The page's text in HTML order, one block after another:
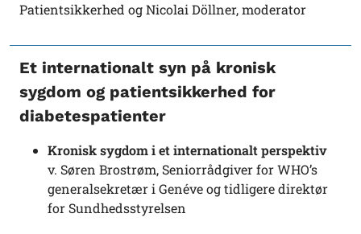
Patientsikkerhed og Nicolai Döllner, moderator
Et internationalt syn på kronisk
sygdom og patientsikkerhed for
diabetespatienter
Kronisk sygdom i et internationalt perspektiv
v. Søren Brostrøm, Seniorrådgiver for WHO’s
generalsekretær i Genéve og tidligere direktør
for Sundhedsstyrelsen